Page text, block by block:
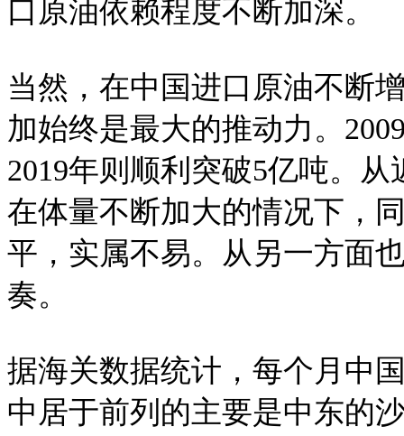
口原油依赖程度不断加深。
当然，在中国进口原油不断
加始终是最大的推动力。
2019年则顺利突破5亿吨。
在体量不断加大的情况下，
平，实属不易。从另一方面
奏。
据海关数据统计，每个月中
中居于前列的主要是中东的